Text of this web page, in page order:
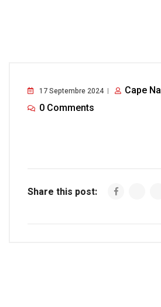
17 Septembre 2024
Cape Na
0 Comments
Share this post: